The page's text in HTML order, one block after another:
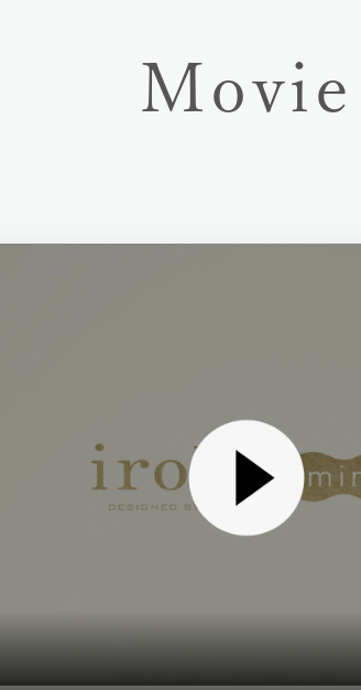
Movie